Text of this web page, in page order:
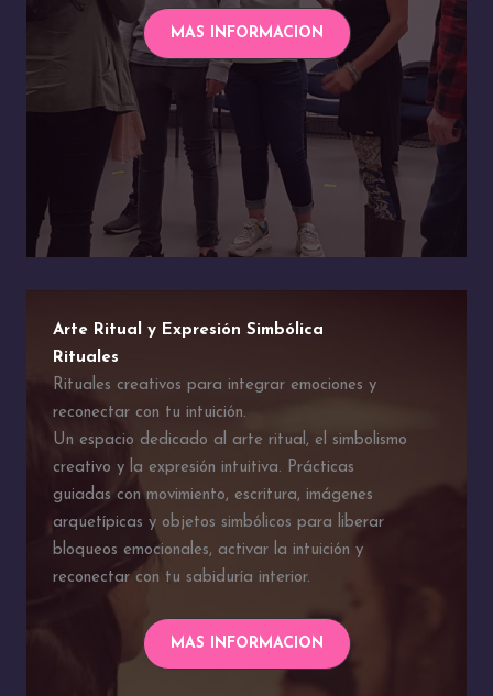
MAS INFORMACION
Arte Ritual y Expresión Simbólica
Rituales
Rituales creativos para integrar emociones y
reconectar con tu intuición.
Un espacio dedicado al arte ritual, el simbolismo
creativo y la expresión intuitiva. Prácticas
guiadas con movimiento, escritura, imágenes
arquetípicas y objetos simbólicos para liberar
bloqueos emocionales, activar la intuición y
reconectar con tu sabiduría interior.
MAS INFORMACION